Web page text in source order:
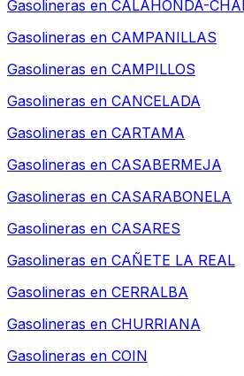
Gasolineras en CALAHONDA-
Gasolineras en CAMPANILLAS
Gasolineras en CAMPILLOS
Gasolineras en CANCELADA
Gasolineras en CARTAMA
Gasolineras en CASABERMEJA
Gasolineras en CASARABONELA
Gasolineras en CASARES
Gasolineras en CAÑETE LA REAL
Gasolineras en CERRALBA
Gasolineras en CHURRIANA
Gasolineras en COIN